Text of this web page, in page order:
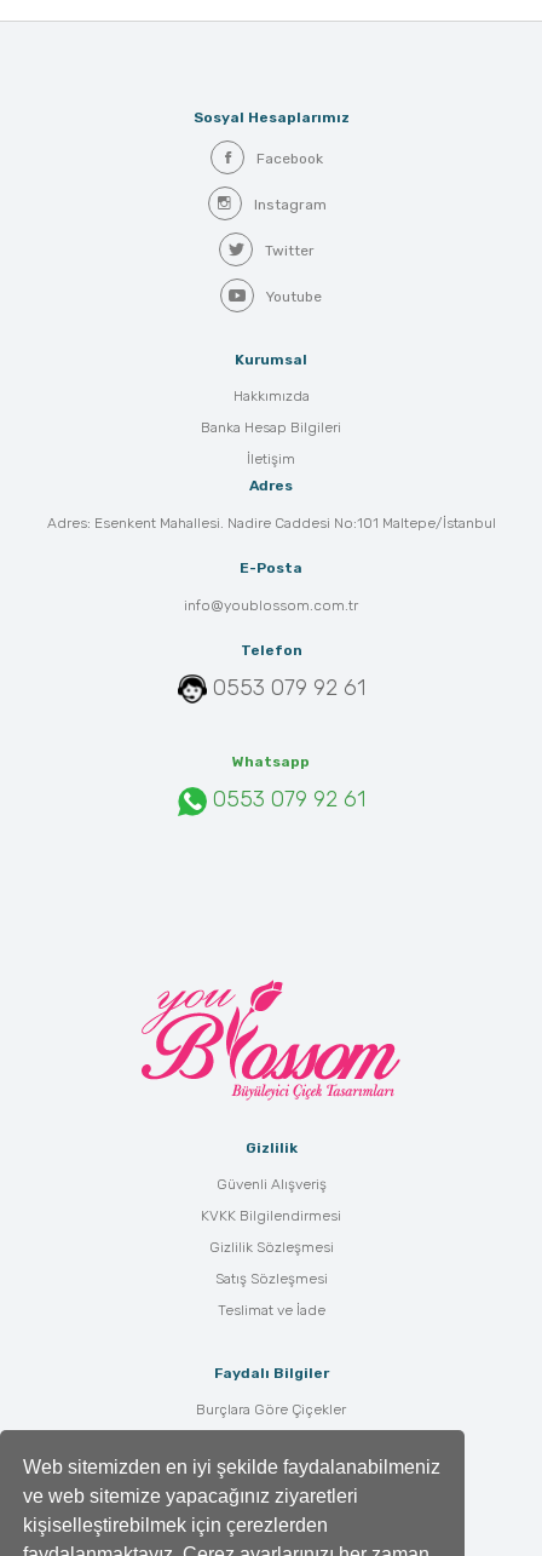
Web sitemizden en iyi şekilde faydalanabilmeniz
ve web sitemize yapacağınız ziyaretleri
kişiselleştirebilmek için çerezlerden
Sosyal Hesaplarımız
Facebook
Instagram
Twitter
Youtube
Kurumsal
Hakkımızda
Banka Hesap Bilgileri
İletişim
Adres
Adres: Esenkent Mahallesi. Nadire Caddesi No:101 Maltepe/İstanbul
E-Posta
info@youblossom.com.tr
Telefon
0553 079 92 61
Whatsapp
0553 079 92 61
Gizlilik
Güvenli Alışveriş
KVKK Bilgilendirmesi
Gizlilik Sözleşmesi
Satış Sözleşmesi
Teslimat ve İade
Faydalı Bilgiler
Burçlara Göre Çiçekler
Çiçek Anlamları
Tüm Blog Yazıları